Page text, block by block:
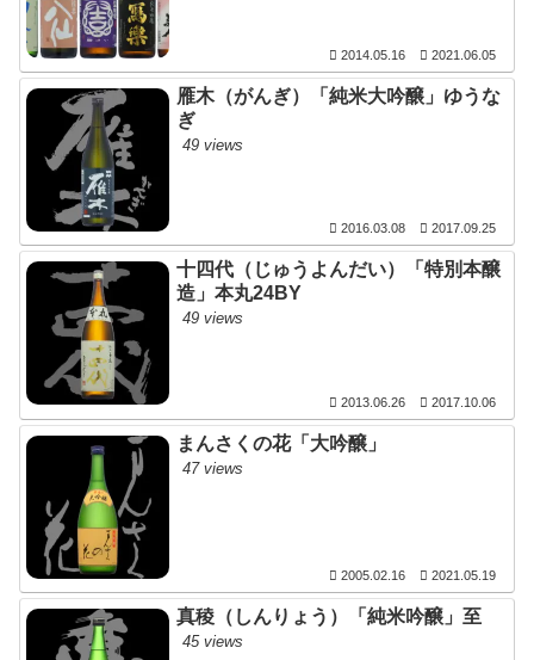
2014.05.16 2021.06.05
雁木（がんぎ）「純米大吟醸」ゆうな
ぎ
49 views
2016.03.08 2017.09.25
十四代（じゅうよんだい）「特別本醸
造」本丸24BY
49 views
2013.06.26 2017.10.06
まんさくの花「大吟醸」
47 views
2005.02.16 2021.05.19
真稜（しんりょう）「純米吟醸」至
45 views